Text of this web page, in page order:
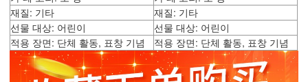
재질: 기타
재질: 기타
선물 대상: 어린이
선물 대상: 어린이
적용 장면: 단체 활동, 표창 기념
적용 장면: 단체 활동, 표창 기념